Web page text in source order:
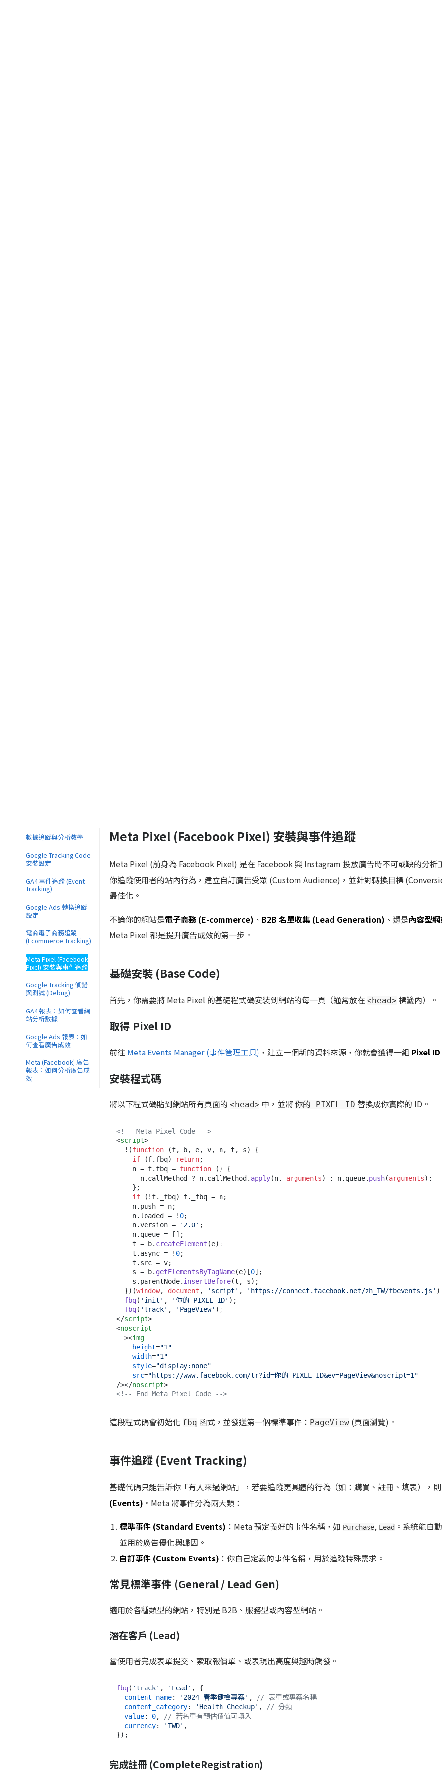
Meta Pixel (Facebook Pixel) 安裝與事件追蹤
Meta Pixel (前身為 Facebook Pixel) 是在 Facebook 與 Instagram 投放廣告時不可或缺的分析
你追蹤使用者的站內行為，建立自訂廣告受眾 (Custom Audience)，並針對轉換目標
最佳化。
不論你的網站是電子商務 (E-commerce) 、 B2B 名單收集 (Lead Generation) 、還是內容型
Meta Pixel 都是提升廣告成效的第一步。
基礎安裝 (Base Code)
首先，你需要將 Meta Pixel 的基礎程式碼安裝到網站的每一頁（通常放在 <head> 標籤內）。
取得 Pixel ID
前往 Meta Events Manager (事件管理工具) ，建立一個新的資料來源，你就會獲得一組 Pixel ID
安裝程式碼
將以下程式碼貼到網站所有頁面的 <head> 中，並將 你的_PIXEL_ID 替換成你實際的 ID。
<!-- Meta Pixel Code -->
<script>
  !(
function (f, b, e, v, n, t, s) {
if (f. fbq) return;
    n = f.
fbq = function ( ) {
      n.
callMethod ? n. callMethod . apply(n, arguments) : n. queue. push(arguments);
if (!f. _fbq) f. _fbq = n;
    n.
push = n;
    n.
loaded = ! 0;
    n.
version = '2.0' ;
    n.
queue = [];
    t = b.
createElement (e);
    t.
async = ! 0;
    t.
src = v;
    s = b.
getElementsByTagName(e)[0];
    s.
parentNode. insertBefore(t, s);
  })(
window, document , 'script' , 'https://connect.facebook.net/zh_TW/fbevents.js'
fbq( 'init' , '你的_PIXEL_ID' );
fbq( 'track' , 'PageView'
</script>
<noscript
  >
<img
height="1"
width="1"
style="display:none"
src="https://www.facebook.com/tr?id=你的_PIXEL_ID&ev=PageView&noscript=1"
/></noscript>
<!-- End Meta Pixel Code -->
這段程式碼會初始化 fbq 函式，並發送第一個標準事件： PageView (頁面瀏覽)。
事件追蹤 (Event Tracking)
基礎代碼只能告訴你「有人來過網站」，若要追蹤更具體的行為（如：購買、註冊、填表），
(Events) 。Meta 將事件分為兩大類：
標準事件 (Standard Events) ：Meta 預定義好的事件名稱，如 Purchase, Lead 。系統能自
並用於廣告優化與歸因。
自訂事件 (Custom Events) ：你自己定義的事件名稱，用於追蹤特殊需求。
常見標準事件 (General / Lead Gen)
適用於各種類型的網站，特別是 B2B、服務型或內容型網站。
潛在客戶 (Lead)
當使用者完成表單提交、索取報價單、或表現出高度興趣時觸發。
fbq( 'track' , 'Lead' , {
content_name: '2024 春季健檢專案' ,
// 表單或專案名稱
content_category: 'Health Checkup' ,
// 分類
value: 0,
// 若名單有預估價值可填入
currency: 'TWD' ,
完成註冊 (CompleteRegistration)
數據追蹤與分析教學
Google Tracking Code
安裝設定
GA4 事件追蹤 (Event
Tracking)
Google Ads 轉換追蹤
設定
電商電子商務追蹤
(Ecommerce Tracking)
Meta Pixel (Facebook
Pixel) 安裝與事件追蹤
Google Tracking 偵錯
與測試 (Debug)
GA4 報表：如何查看網
站分析數據
Google Ads 報表：如
何查看廣告成效
Meta (Facebook) 廣告
報表：如何分析廣告成
效